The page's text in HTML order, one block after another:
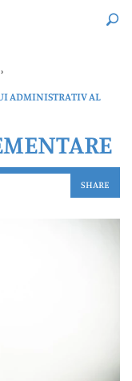
›
ADMINISTRATIV AL
SHARE